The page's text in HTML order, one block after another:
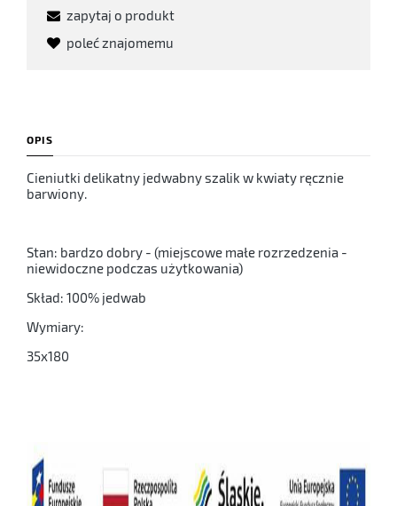
zapytaj o produkt
poleć znajomemu
OPIS
Cieniutki delikatny jedwabny szalik w kwiaty ręcznie
barwiony.
Stan: bardzo dobry - (miejscowe małe rozrzedzenia -
niewidoczne podczas użytkowania)
Skład: 100% jedwab
Wymiary:
35x180